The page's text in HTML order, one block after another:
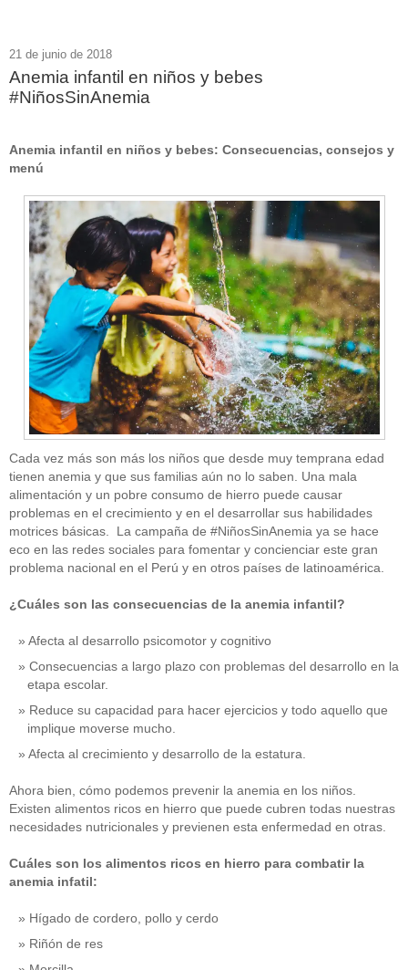
RSS - Entradas
ADMINISTRAR
21 de junio de 2018
Anemia infantil en niños y bebes
#NiñosSinAnemia
Anemia infantil en niños y bebes: Consecuencias, consejos y
menú
Cada vez más son más los niños que desde muy temprana edad
tienen anemia y que sus familias aún no lo saben. Una mala
alimentación y un pobre consumo de hierro puede causar
problemas en el crecimiento y en el desarrollar sus habilidades
motrices básicas. La campaña de #NiñosSinAnemia ya se hace
eco en las redes sociales para fomentar y concienciar este gran
problema nacional en el Perú y en otros países de latinoamérica.
¿Cuáles son las consecuencias de la anemia infantil?
Afecta al desarrollo psicomotor y cognitivo
Consecuencias a largo plazo con problemas del desarrollo en la
etapa escolar.
Reduce su capacidad para hacer ejercicios y todo aquello que
implique moverse mucho.
Afecta al crecimiento y desarrollo de la estatura.
Ahora bien, cómo podemos prevenir la anemia en los niños.
Existen alimentos ricos en hierro que puede cubren todas nuestras
necesidades nutricionales y previenen esta enfermedad en otras.
Cuáles son los alimentos ricos en hierro para combatir la
anemia infatil:
Hígado de cordero, pollo y cerdo
Riñón de res